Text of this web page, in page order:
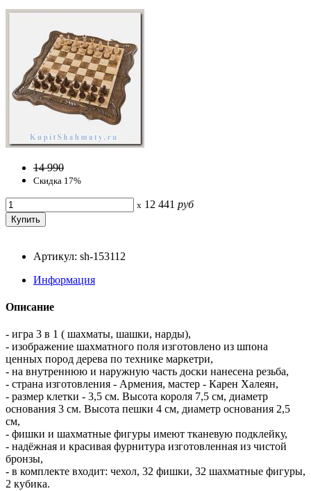
14 990
Скидка 17%
x 12 441 руб
Артикул: sh-153112
Информация
Описание
- игра 3 в 1 ( шахматы, шашки, нарды),
- изображение шахматного поля изготовлено из шпона
ценных пород дерева по технике маркетри,
- на внутреннюю и наружную часть доски нанесена резьба,
- страна изготовления - Армения, мастер - Карен Халеян,
- размер клетки - 3,5 см. Высота короля 7,5 см, диаметр
основания 3 см. Высота пешки 4 см, диаметр основания 2,5
см,
- фишки и шахматные фигуры имеют тканевую подклейку,
- надёжная и красивая фурнитура изготовленная из чистой
бронзы,
- в комплекте входит: чехол, 32 фишки, 32 шахматные фигуры,
2 кубика.